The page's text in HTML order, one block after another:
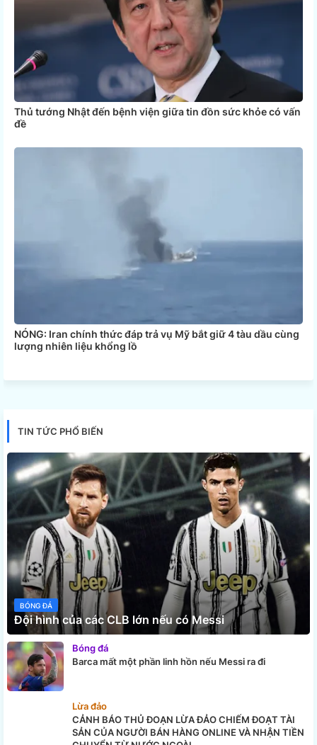
Thủ tướng Nhật đến bệnh viện giữa tin đồn sức khỏe có vấn
đề
NÓNG: Iran chính thức đáp trả vụ Mỹ bắt giữ 4 tàu dầu cùng
lượng nhiên liệu khổng lồ
TIN TỨC PHỔ BIẾN
BÓNG ĐÁ
Đội hình của các CLB lớn nếu có Messi
Bóng đá
Barca mất một phần linh hồn nếu Messi ra đi
Lừa đảo
CẢNH BÁO THỦ ĐOẠN LỪA ĐẢO CHIẾM ĐOẠT TÀI
SẢN CỦA NGƯỜI BÁN HÀNG ONLINE VÀ NHẬN TIỀN